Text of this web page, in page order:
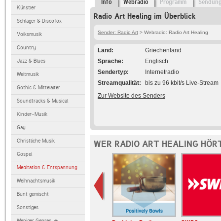
Künstler
Schlager & Discofox
Volksmusik
Country
Jazz & Blues
Weltmusik
Gothic & Mittelalter
Soundtracks & Musical
Kinder-Musik
Gay
Christliche Musik
Gospel
Meditation & Entspannung
Weihnachtsmusik
Bunt gemischt
Sonstiges
Info Webradio Programm
Radio Art Healing im Überblick
Sender: Radio Art > Webradio: Radio Art Healing
Land
Griechenland
Sprache
Englisch
Sendertyp
Internetradio
Streamqualität
bis zu 96 kbit/s Live-Stream
Zur Website des Senders
WER RADIO ART HEALING